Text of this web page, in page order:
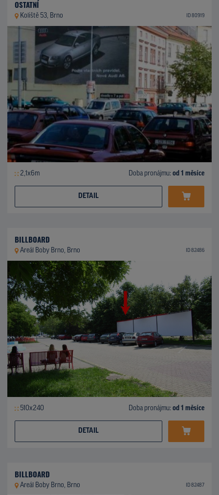
OSTATNÍ
Koliště 53, Brno ID 80919
2,1x6m Doba pronájmu: od 1 měsíce
DETAIL
BILLBOARD
Areál Boby Brno, Brno ID 82486
510x240 Doba pronájmu: od 1 měsíce
DETAIL
BILLBOARD
Areál Boby Brno, Brno ID 82487